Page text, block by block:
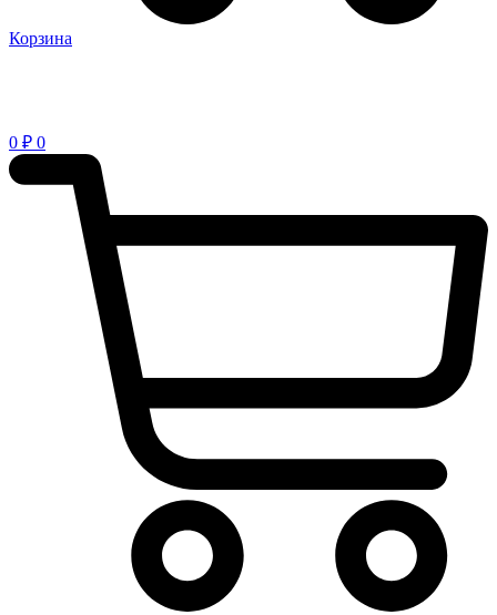
Корзина
0 ₽ 0